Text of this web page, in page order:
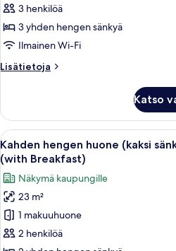
huone,
tupakointi
kielletty
Breakfast)
3 henkilöä
3 yhden hengen sänkyä
Ilmainen Wi-Fi
Lisätietoja
Lisätietoja
huone,
tupakointi
kielletty
(with
Breakfast)
Katso
Avaa
kaikki
huonetyypin
Kahden
hengen
huone
(kaksi
9
Kahden hengen huone (kaksi
(with Breakfast)
Näkymä kaupungille
23 m²
1 makuuhuone
2 henkilöä